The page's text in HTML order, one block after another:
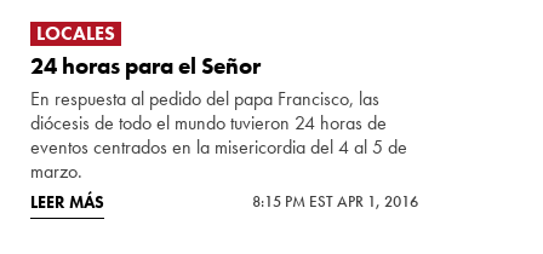
LOCALES
24 horas para el Señor
En respuesta al pedido del papa Francisco, las
diócesis de todo el mundo tuvieron 24 horas de
eventos centrados en la misericordia del 4 al 5 de
marzo.
LEER MÁS 8:15 PM EST APR 1, 2016